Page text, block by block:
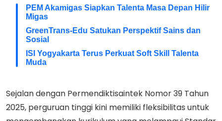
PEM Akamigas Siapkan Talenta Masa Depan Hilir
Migas
GreenTrans-Edu Satukan Perspektif Sains dan
Sosial
ISI Yogyakarta Terus Perkuat Soft Skill Talenta
Muda
Sejalan dengan Permendiktisaintek Nomor 39 Tahun
2025, perguruan tinggi kini memiliki fleksibilitas untuk